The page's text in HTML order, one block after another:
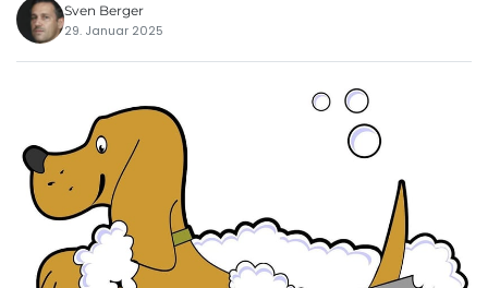
Sven Berger
29. Januar 2025